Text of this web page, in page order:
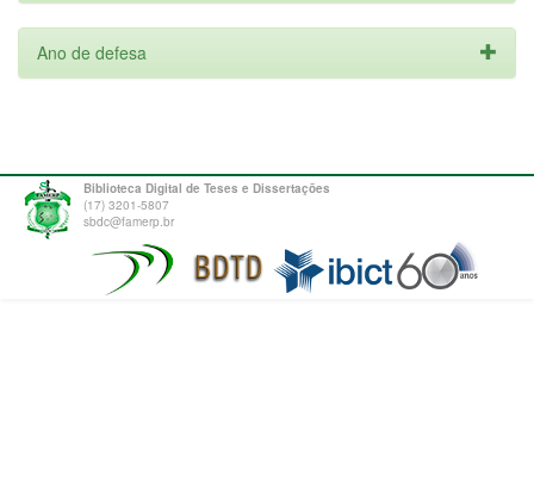
Ano de defesa
Biblioteca Digital de Teses e Dissertações
(17) 3201-5807
sbdc@famerp.br